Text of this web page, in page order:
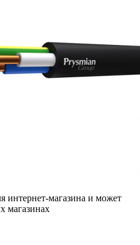
интернет-магазина и может
магазинах